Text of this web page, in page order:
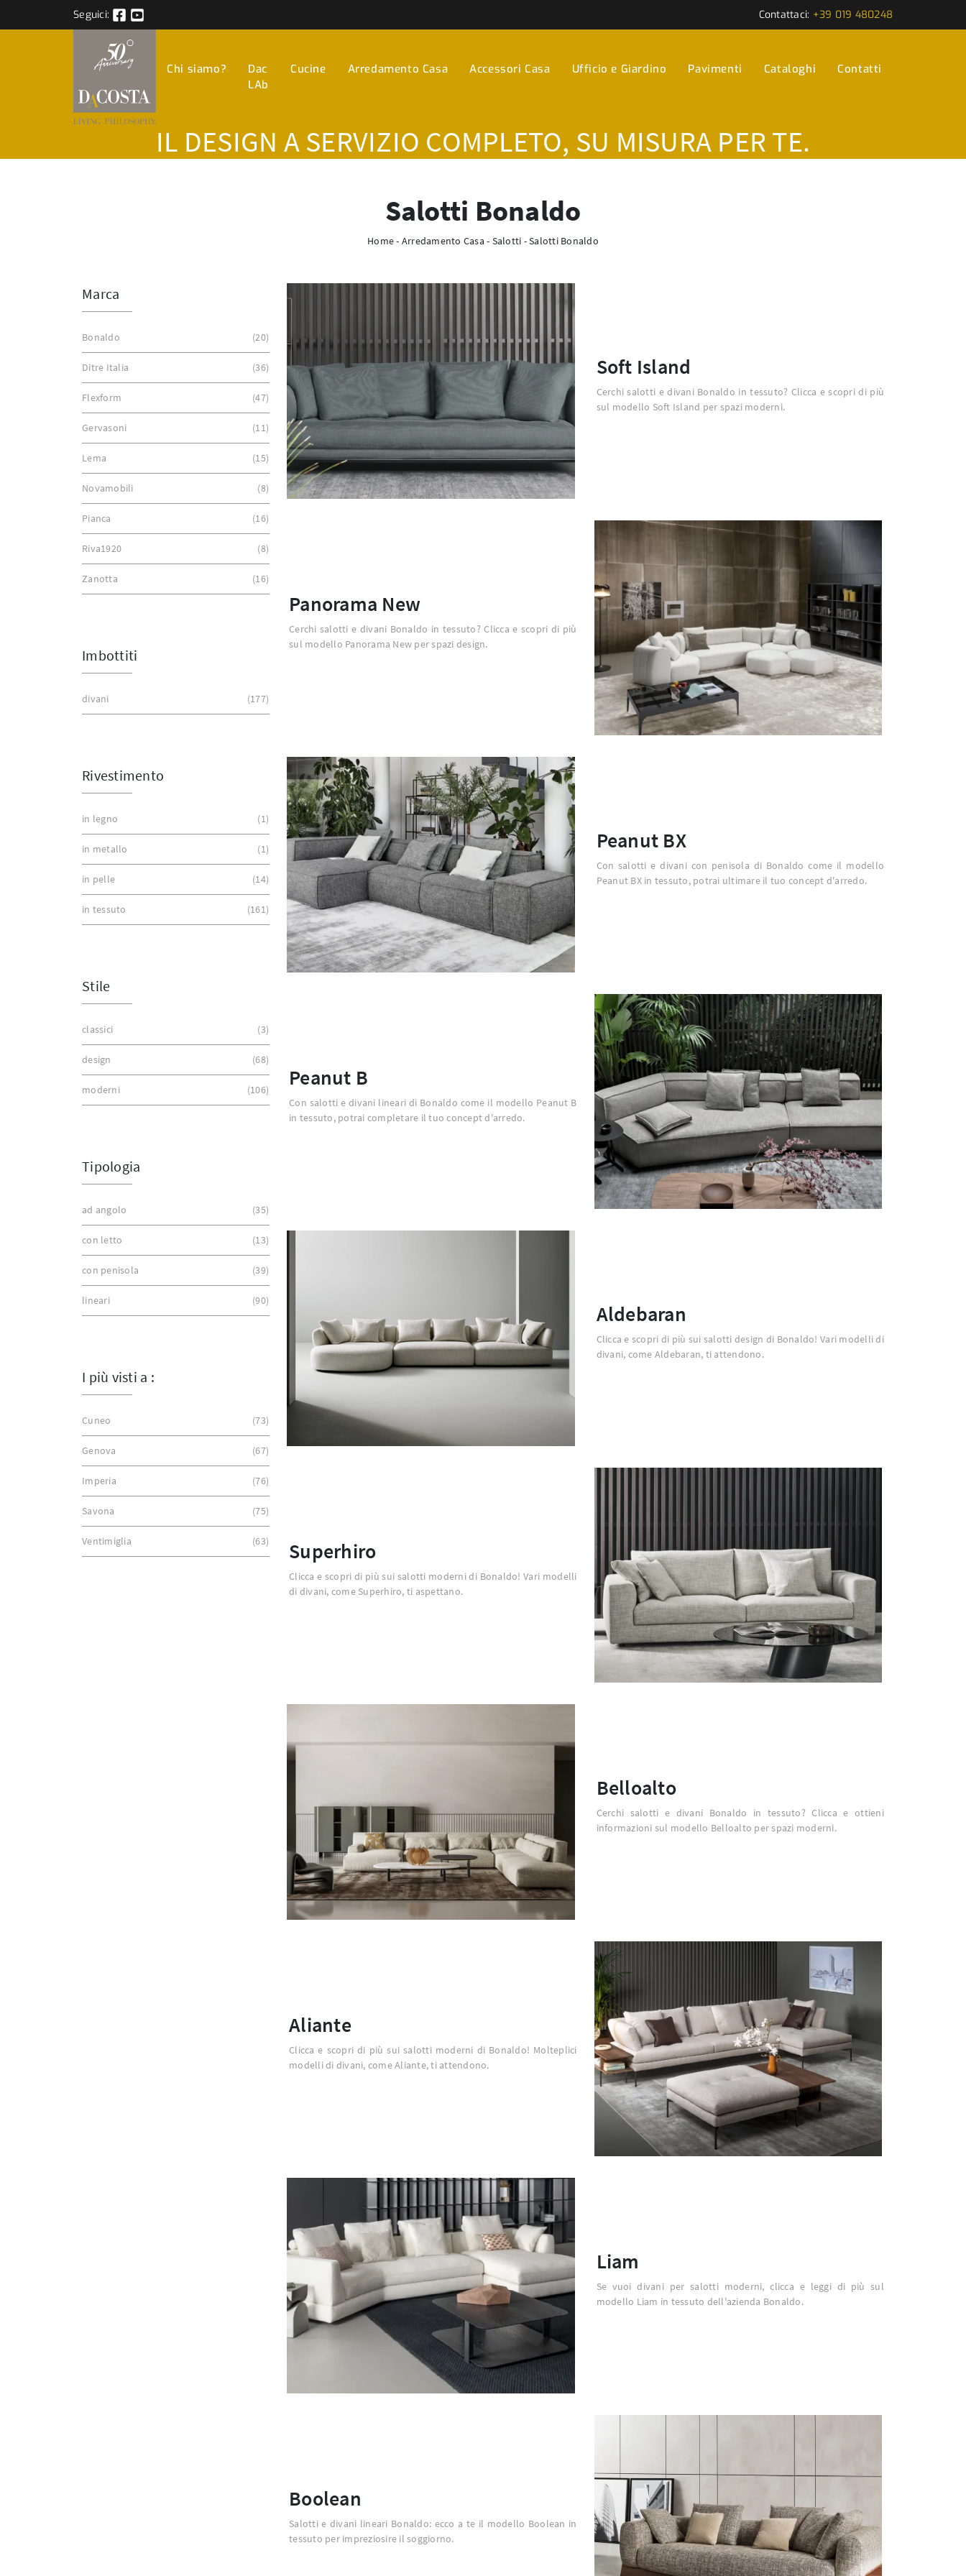
Seguici: Contattaci: +39 019 480248
Chi siamo?
Dac
LAb
Cucine Arredamento Casa Accessori Casa Ufficio e Giardino Pavimenti Cataloghi Contatti
IL DESIGN A SERVIZIO COMPLETO, SU MISURA PER TE.
Salotti Bonaldo
Home- Arredamento Casa - Salotti -Salotti Bonaldo
Soft Island
Cerchi salotti e divani Bonaldo in tessuto? Clicca e scopri di più
sul modello Soft Island per spazi moderni.
Panorama New
Cerchi salotti e divani Bonaldo in tessuto? Clicca e scopri di più
sul modello Panorama New per spazi design.
Peanut BX
Con salotti e divani con penisola di Bonaldo come il modello
Peanut BX in tessuto, potrai ultimare il tuo concept d'arredo.
Peanut B
Con salotti e divani lineari di Bonaldo come il modello Peanut B
in tessuto, potrai completare il tuo concept d'arredo.
Aldebaran
Clicca e scopri di più sui salotti design di Bonaldo! Vari modelli di
divani, come Aldebaran, ti attendono.
Superhiro
Clicca e scopri di più sui salotti moderni di Bonaldo! Vari modelli
di divani, come Superhiro, ti aspettano.
Belloalto
Cerchi salotti e divani Bonaldo in tessuto? Clicca e ottieni
informazioni sul modello Belloalto per spazi moderni.
Aliante
Clicca e scopri di più sui salotti moderni di Bonaldo! Molteplici
modelli di divani, come Aliante, ti attendono.
Liam
Se vuoi divani per salotti moderni, clicca e leggi di più sul
modello Liam in tessuto dell'azienda Bonaldo.
Boolean
Salotti e divani lineari Bonaldo: ecco a te il modello Boolean in
tessuto per impreziosire il soggiorno.
Marca
Bonaldo 20
Ditre Italia 36
Flexform 47
Gervasoni 11
Lema 15
Novamobili 8
Pianca 16
Riva1920 8
Zanotta 16
Imbottiti
divani 177
Rivestimento
in legno 1
in metallo 1
in pelle 14
in tessuto 161
Stile
classici 3
design 68
moderni 106
Tipologia
ad angolo 35
con letto 13
con penisola 39
lineari 90
I più visti a :
Cuneo 73
Genova 67
Imperia 76
Savona 75
Ventimiglia 63